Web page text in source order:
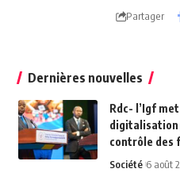
Partager
Dernières nouvelles
Rdc- l’Igf
digitalisation
contrôle des
Société 6 août